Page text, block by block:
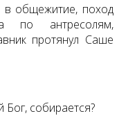
в общежитие, поход
по антресолям,
протянул Саше
Бог, собирается?